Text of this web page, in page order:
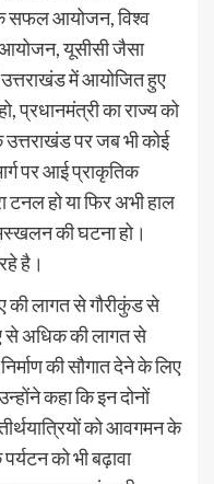
के सफल आयोजन, विश्व
यूसीसी जैसा
उत्तराखंड में आयोजित हुए
प्रधानमंत्री का राज्य को
उत्तराखंड पर जब भी कोई
पर आई प्राकृतिक
हो या फिर अभी हाल
की घटना हो।
है।
की लागत से गौरीकुंड से
से अधिक की लागत से
की सौगात देने के लिए
कहा कि इन दोनों
को आवगमन के
को भी बढ़ावा